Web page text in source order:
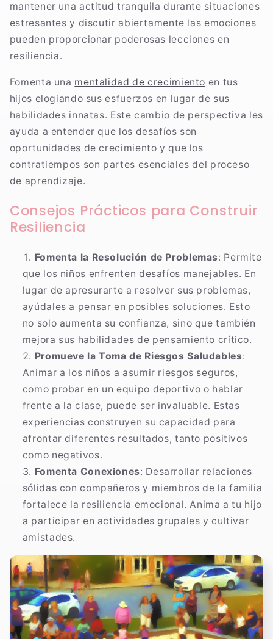
mantener una actitud tranquila durante situaciones
estresantes y discutir abiertamente las emociones
pueden proporcionar poderosas lecciones en
resiliencia.
Fomenta una mentalidad de crecimiento en tus
hijos elogiando sus esfuerzos en lugar de sus
habilidades innatas. Este cambio de perspectiva les
ayuda a entender que los desafíos son
oportunidades de crecimiento y que los
contratiempos son partes esenciales del proceso
de aprendizaje.
Consejos Prácticos para Construir
Resiliencia
Fomenta la Resolución de Problemas: Permite
que los niños enfrenten desafíos manejables. En
lugar de apresurarte a resolver sus problemas,
ayúdales a pensar en posibles soluciones. Esto
no solo aumenta su confianza, sino que también
mejora sus habilidades de pensamiento crítico.
Promueve la Toma de Riesgos Saludables:
Animar a los niños a asumir riesgos seguros,
como probar en un equipo deportivo o hablar
frente a la clase, puede ser invaluable. Estas
experiencias construyen su capacidad para
afrontar diferentes resultados, tanto positivos
como negativos.
Fomenta Conexiones: Desarrollar relaciones
sólidas con compañeros y miembros de la familia
fortalece la resiliencia emocional. Anima a tu hijo
a participar en actividades grupales y cultivar
amistades.